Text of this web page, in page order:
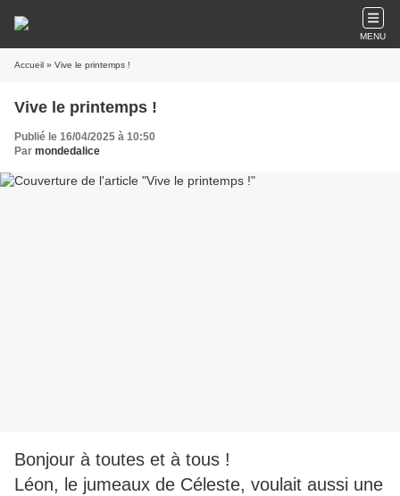
MENU
Accueil » Vive le printemps !
Vive le printemps !
Publié le 16/04/2025 à 10:50
Par mondedalice
Bonjour à toutes et à tous !
Léon, le jumeaux de Céleste, voulait aussi une